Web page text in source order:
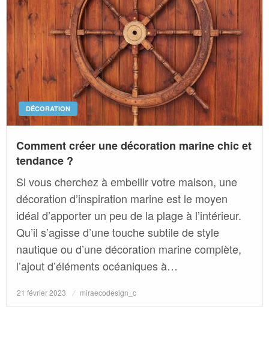
DÉCORATION
Comment créer une décoration marine chic et
tendance ?
Si vous cherchez à embellir votre maison, une
décoration d’inspiration marine est le moyen
idéal d’apporter un peu de la plage à l’intérieur.
Qu’il s’agisse d’une touche subtile de style
nautique ou d’une décoration marine complète,
l’ajout d’éléments océaniques à…
Posted
21 février 2023 miraecodesign_c